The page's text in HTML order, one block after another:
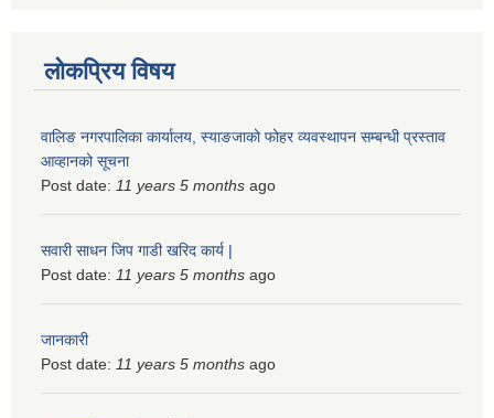
लोकप्रिय विषय
वालिङ नगरपालिका कार्यालय, स्याङजाको फोहर व्यवस्थापन सम्बन्धी प्रस्ताव
आव्हानको सूचना
Post date: 11 years 5 months ago
सवारी साधन जिप गाडी खरिद कार्य |
Post date: 11 years 5 months ago
जानकारी
Post date: 11 years 5 months ago